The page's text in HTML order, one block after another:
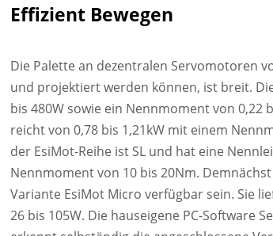
Effizient Bewegen
Die Palette an dezentralen Servomotoren
und projektiert werden können, ist breit.
bis 480W sowie ein Nennmoment von 0,22
reicht von 0,78 bis 1,21kW mit einem
der EsiMot-Reihe ist SL und hat eine
Nennmoment von 10 bis 20Nm.
Variante EsiMot Micro verfügbar sein. Sie
26 bis 105W. Die hauseigene PC-Software